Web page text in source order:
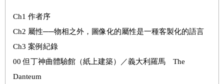
Ch1 作者序
Ch2 屬性──物相之外，圖像化的屬性是一種客製化的語言
Ch3 案例紀錄
00 但丁神曲體驗館（紙上建築）／義大利羅馬 The
Danteum